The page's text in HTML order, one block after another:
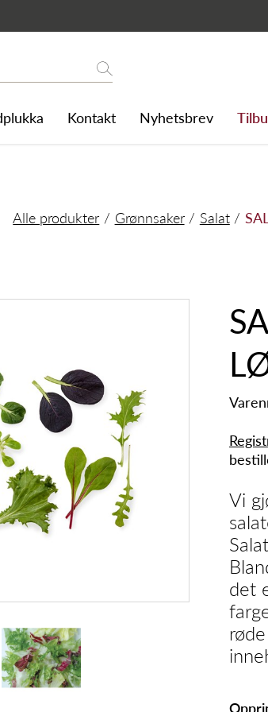
2 KG
Søk
Kontakt Nyhetsbrev
Alle produkter Grønnsaker Salat
Vi
det